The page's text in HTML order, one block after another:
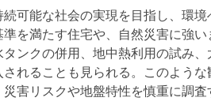
可能な社会の実現を目指し、環
を満たす住宅や、自然災害に強
ンクの併用、地中熱利用の試み
れることも見られる。このよう
害リスクや地盤特性を慎重に調査